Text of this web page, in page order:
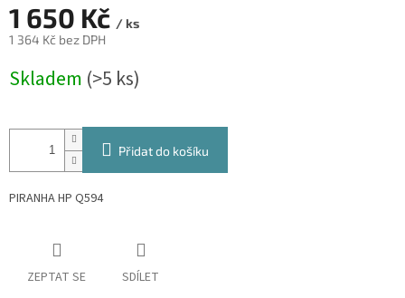
1 650 Kč / ks
1 364 Kč bez DPH
cena:
Skladem (>5 ks)
Přidat do košíku
PIRANHA HP Q594
ZEPTAT SE SDÍLET